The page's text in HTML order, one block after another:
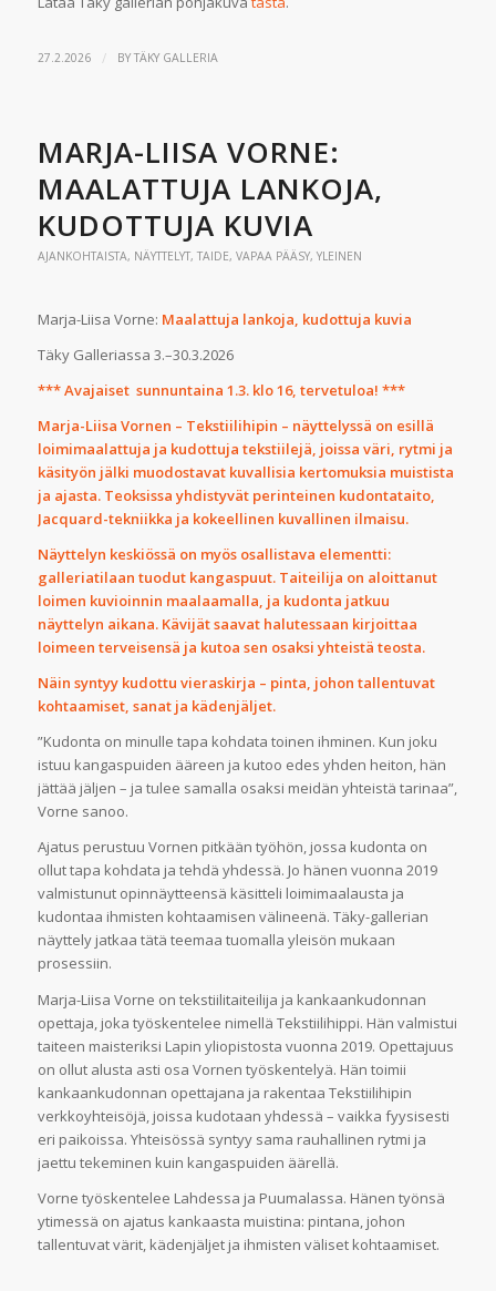
27.2.2026 / BYTÄKY GALLERIA
MARJA-LIISA VORNE:
MAALATTUJA LANKOJA,
KUDOTTUJA KUVIA
AJANKOHTAISTA, NÄYTTELYT, TAIDE, VAPAA PÄÄSY, YLEINEN
Marja-Liisa Vorne: Maalattuja lankoja, kudottuja kuvia
Täky Galleriassa 3.–30.3.2026
*** Avajaiset sunnuntaina 1.3. klo 16, tervetuloa! ***
Marja-Liisa Vornen – Tekstiilihipin – näyttelyssä on esillä
loimimaalattuja ja kudottuja tekstiilejä, joissa väri, rytmi ja
käsityön jälki muodostavat kuvallisia kertomuksia muistista
ja ajasta. Teoksissa yhdistyvät perinteinen kudontataito,
Jacquard-tekniikka ja kokeellinen kuvallinen ilmaisu.
Näyttelyn keskiössä on myös osallistava elementti:
galleriatilaan tuodut kangaspuut. Taiteilija on aloittanut
loimen kuvioinnin maalaamalla, ja kudonta jatkuu
näyttelyn aikana. Kävijät saavat halutessaan kirjoittaa
loimeen terveisensä ja kutoa sen osaksi yhteistä teosta.
Näin syntyy kudottu vieraskirja – pinta, johon tallentuvat
kohtaamiset, sanat ja kädenjäljet.
”Kudonta on minulle tapa kohdata toinen ihminen. Kun joku
istuu kangaspuiden ääreen ja kutoo edes yhden heiton, hän
jättää jäljen – ja tulee samalla osaksi meidän yhteistä tarinaa”,
Vorne sanoo.
Ajatus perustuu Vornen pitkään työhön, jossa kudonta on
ollut tapa kohdata ja tehdä yhdessä. Jo hänen vuonna 2019
valmistunut opinnäytteensä käsitteli loimimaalausta ja
kudontaa ihmisten kohtaamisen välineenä. Täky-gallerian
näyttely jatkaa tätä teemaa tuomalla yleisön mukaan
prosessiin.
Marja-Liisa Vorne on tekstiilitaiteilija ja kankaankudonnan
opettaja, joka työskentelee nimellä Tekstiilihippi. Hän valmistui
taiteen maisteriksi Lapin yliopistosta vuonna 2019. Opettajuus
on ollut alusta asti osa Vornen työskentelyä. Hän toimii
kankaankudonnan opettajana ja rakentaa Tekstiilihipin
verkkoyhteisöjä, joissa kudotaan yhdessä – vaikka fyysisesti
eri paikoissa. Yhteisössä syntyy sama rauhallinen rytmi ja
jaettu tekeminen kuin kangaspuiden äärellä.
Vorne työskentelee Lahdessa ja Puumalassa. Hänen työnsä
ytimessä on ajatus kankaasta muistina: pintana, johon
tallentuvat värit, kädenjäljet ja ihmisten väliset kohtaamiset.